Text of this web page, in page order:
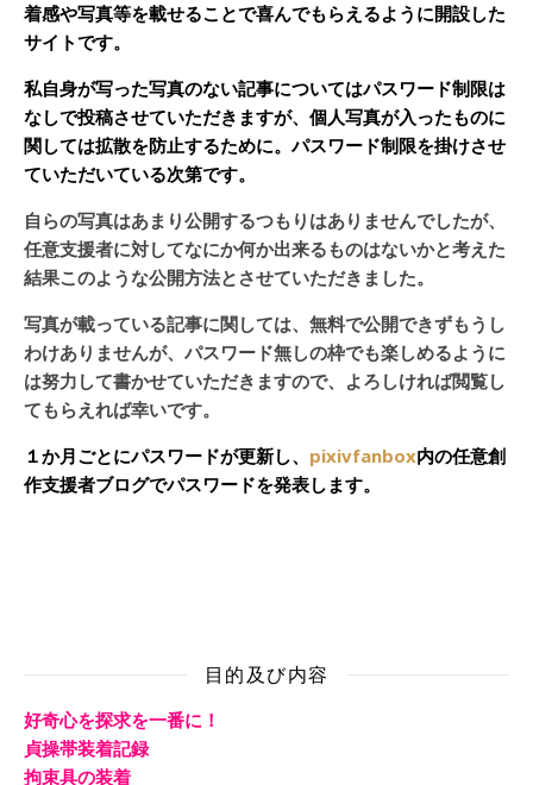
着感や写真等を載せることで喜んでもらえるように開設した
サイトです。
私自身が写った写真のない記事についてはパスワード制限は
なしで投稿させていただきますが、個人写真が入ったものに
関しては拡散を防止するために。パスワード制限を掛けさせ
ていただいている次第です。
自らの写真はあまり公開するつもりはありませんでしたが、
任意支援者に対してなにか何か出来るものはないかと考えた
結果このような公開方法とさせていただきました。
写真が載っている記事に関しては、無料で公開できずもうし
わけありませんが、パスワード無しの枠でも楽しめるように
は努力して書かせていただきますので、よろしければ閲覧し
てもらえれば幸いです。
１か月ごとにパスワードが更新し、 pixivfanbox内の任意創
作支援者ブログでパスワードを発表します。
目的及び内容
好奇心を探求を一番に！
貞操帯装着記録
拘束具の装着